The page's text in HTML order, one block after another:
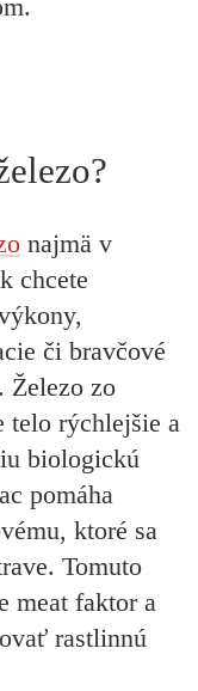
najmä v
chcete
či bravčové
Železo zo
telo rýchlejšie a
biologickú
pomáha
ktoré sa
Tomuto
meat faktor a
rastlinnú